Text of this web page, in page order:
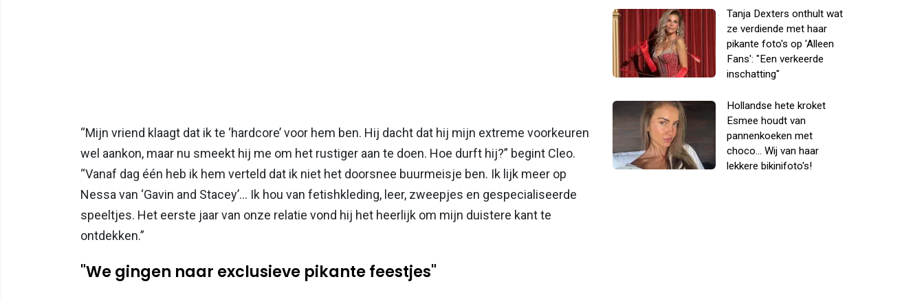
“Mijn vriend klaagt dat ik te ‘hardcore’ voor hem ben. Hij dacht dat hij mijn extreme voorkeuren
wel aankon, maar nu smeekt hij me om het rustiger aan te doen. Hoe durft hij?” begint Cleo.
“Vanaf dag één heb ik hem verteld dat ik niet het doorsnee buurmeisje ben. Ik lijk meer op
Nessa van ‘Gavin and Stacey’… Ik hou van fetishkleding, leer, zweepjes en gespecialiseerde
speeltjes. Het eerste jaar van onze relatie vond hij het heerlijk om mijn duistere kant te
ontdekken.”
"We gingen naar exclusieve pikante feestjes"
Tanja Dexters onthult wat
ze verdiende met haar
pikante foto's op 'Alleen
Fans': "Een verkeerde
inschatting"
Hollandse hete kroket
Esmee houdt van
pannenkoeken met
choco... Wij van haar
lekkere bikinifoto's!